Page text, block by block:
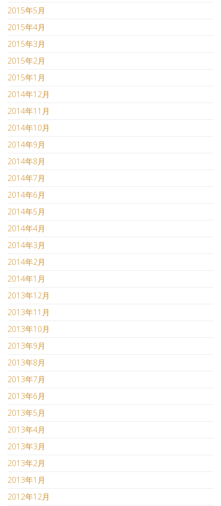
2015年5月
2015年4月
2015年3月
2015年2月
2015年1月
2014年12月
2014年11月
2014年10月
2014年9月
2014年8月
2014年7月
2014年6月
2014年5月
2014年4月
2014年3月
2014年2月
2014年1月
2013年12月
2013年11月
2013年10月
2013年9月
2013年8月
2013年7月
2013年6月
2013年5月
2013年4月
2013年3月
2013年2月
2013年1月
2012年12月